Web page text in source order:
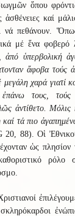
ὅπου
καί
νά πεθάνουν.
μέ ἕνα φοβερό
ἀπό ὑπερβολική
ἄφοβα τούς
χαρά γιατί
ἐπάνω τους,
ἀντίθετο. Μόλις
τά πιο
20, 88). Οἱ
ὡς